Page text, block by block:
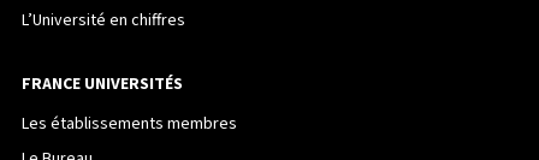
L’Université en chiffres
FRANCE UNIVERSITÉS
Les établissements membres